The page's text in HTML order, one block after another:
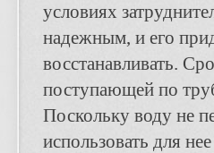
условиях
надежным, и его
восстанавливать.
поступающей по
Поскольку воду не
использовать для